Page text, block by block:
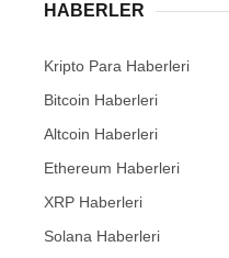
HABERLER
Kripto Para Haberleri
Bitcoin Haberleri
Altcoin Haberleri
Ethereum Haberleri
XRP Haberleri
Solana Haberleri